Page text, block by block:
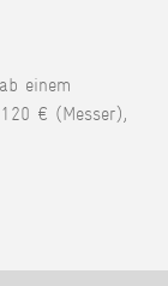
einem
€ (Messer),